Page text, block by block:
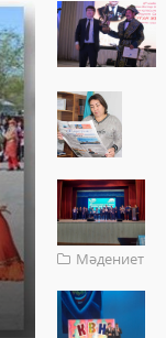
Мәдениет